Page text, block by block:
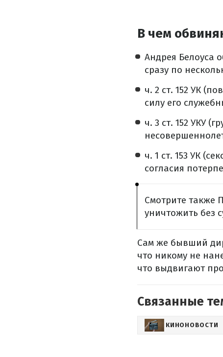
В чем
Андрея Белоуса
сразу по
ч. 2 ст. 152 УК
силу его
ч. 3 ст. 152 УКУ
ч. 1 ст. 153 УК
согласия
Смотрите также
уничтожить без
Сам же бывший
что никому не
что выдвигают
Связанные
КИНОНОВОСТИ